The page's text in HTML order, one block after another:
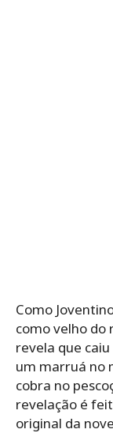
Como
como velho do
revela que
um marruá no
cobra no
revelação é
original da